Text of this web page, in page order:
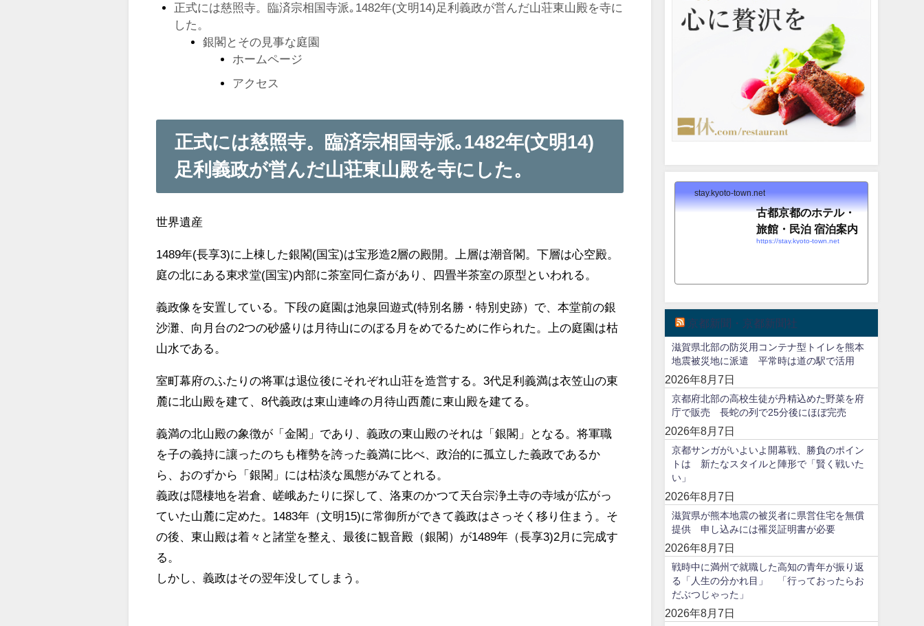
正式には慈照寺。臨済宗相国寺派｡1482年(文明14)足利義政が営んだ山荘東山殿を寺に
した。
銀閣とその見事な庭園
ホームページ
アクセス
正式には慈照寺。臨済宗相国寺派｡1482年(文明14)
足利義政が営んだ山荘東山殿を寺にした。
世界遺産
1489年(長享3)に上棟した銀閣(国宝)は宝形造2層の殿開。上層は潮音閣。下層は心空殿。
庭の北にある東求堂(国宝)内部に茶室同仁斎があり、四畳半茶室の原型といわれる。
義政像を安置している。下段の庭園は池泉回遊式(特別名勝・特別史跡）で、本堂前の銀
沙灘、向月台の2つの砂盛りは月待山にのぼる月をめでるために作られた。上の庭園は枯
山水である。
室町幕府のふたりの将軍は退位後にそれぞれ山荘を造営する。3代足利義満は衣笠山の東
麓に北山殿を建て、8代義政は東山連峰の月待山西麓に東山殿を建てる。
義満の北山殿の象徴が「金閣」であり、義政の東山殿のそれは「銀閣」となる。将軍職
を子の義持に讓ったのちも権勢を誇った義満に比べ、政治的に孤立した義政であるか
ら、おのずから「銀閣」には枯淡な風態がみてとれる。
義政は隠棲地を岩倉、嵯峨あたりに探して、洛東のかつて天台宗浄土寺の寺域が広がっ
ていた山麓に定めた。1483年（文明15)に常御所ができて義政はさっそく移り住まう。そ
の後、東山殿は着々と諸堂を整え、最後に観音殿（銀閣）が1489年（長享3)2月に完成す
る。
しかし、義政はその翌年没してしまう。
stay.kyoto-town.net
古都京都のホテル・
旅館・民泊 宿泊案内
https://stay.kyoto-town.net
京都新聞・京都新聞社
滋賀県北部の防災用コンテナ型トイレを熊本
地震被災地に派遣 平常時は道の駅で活用
2026年8月7日
京都府北部の高校生徒が丹精込めた野菜を府
庁で販売 長蛇の列で25分後にほぼ完売
2026年8月7日
京都サンガがいよいよ開幕戦、勝負のポイン
トは 新たなスタイルと陣形で「賢く戦いた
い」
2026年8月7日
滋賀県が熊本地震の被災者に県営住宅を無償
提供 申し込みには罹災証明書が必要
2026年8月7日
戦時中に満州で就職した高知の青年が振り返
る「人生の分かれ目」 「行っておったらお
だぶつじゃった」
2026年8月7日